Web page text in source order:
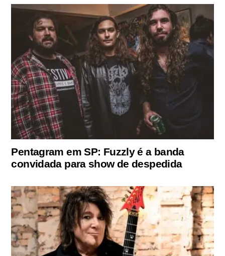
Pentagram em SP: Fuzzly é a banda
convidada para show de despedida